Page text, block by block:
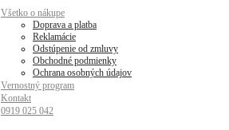
Všetko o nákupe
Doprava a platba
Reklamácie
Odstúpenie od zmluvy
Obchodné podmienky
Ochrana osobných údajov
Vernostný program
Kontakt
0919 025 042